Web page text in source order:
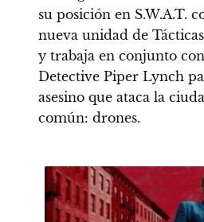
su posición en S.W.A.T.
nueva unidad de
y trabaja en conjunto
Detective Piper Lynch
asesino que ataca la
común: drones.